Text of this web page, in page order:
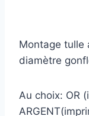
Montage tulle
diamètre
Au choix: OR